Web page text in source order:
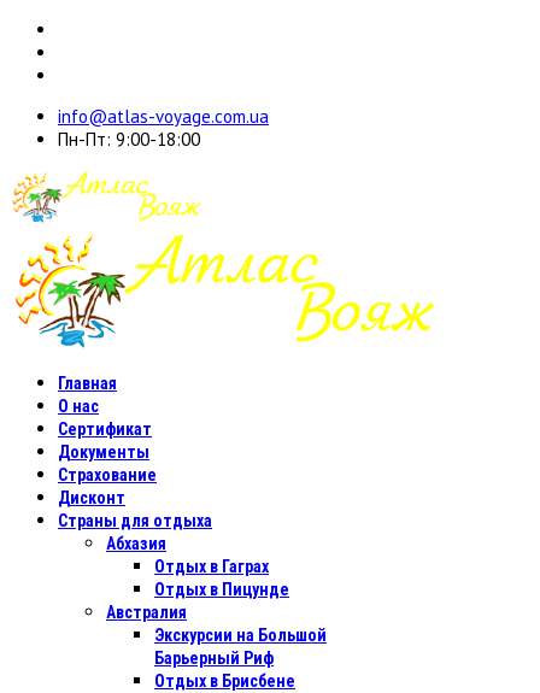
info@atlas-voyage.com.ua
Пн-Пт: 9:00-18:00
Главная
О нас
Сертификат
Документы
Страхование
Дисконт
Страны для отдыха
Абхазия
Отдых в Гаграх
Отдых в Пицунде
Австралия
Экскурсии на Большой
Барьерный Риф
Отдых в Бриcбене